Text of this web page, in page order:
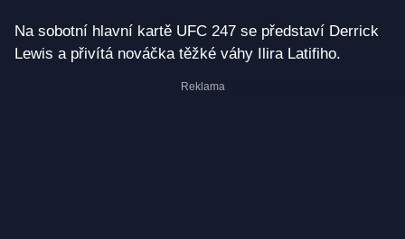
Na sobotní hlavní kartě UFC 247 se představí Derrick
Lewis a přivítá nováčka těžké váhy Ilira Latifiho.